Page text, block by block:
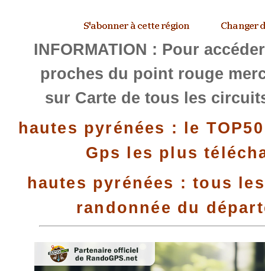
INFORMATION : Pour
proches du point rouge
sur Carte de tous les
hautes pyrénées : le
Gps les plus
hautes pyrénées : tous
randonnée du